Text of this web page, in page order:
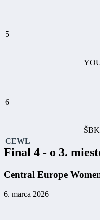
5
6
CEWL
Final 4 - o 3.
Central Europe
6. marca 2026